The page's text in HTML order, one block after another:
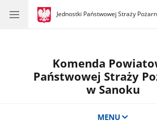
gov.pl
Jednostki Państwowej Straży
gov.pl
Jednostki
Komenda
Państwowej Straży
w Sanoku
MENU